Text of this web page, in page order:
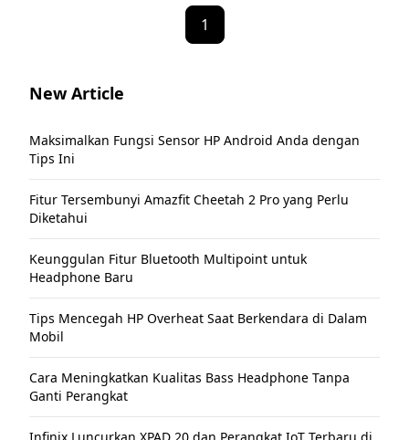
1
New Article
Maksimalkan Fungsi Sensor HP Android Anda dengan
Tips Ini
Fitur Tersembunyi Amazfit Cheetah 2 Pro yang Perlu
Diketahui
Keunggulan Fitur Bluetooth Multipoint untuk
Headphone Baru
Tips Mencegah HP Overheat Saat Berkendara di Dalam
Mobil
Cara Meningkatkan Kualitas Bass Headphone Tanpa
Ganti Perangkat